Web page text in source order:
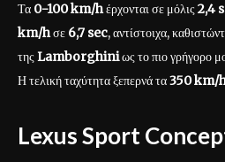
Τα 0-100 km/hέρχονται σε μόλις 2,4
km/hσε 6,7 sec, αντίστοιχα,
της Lamborghiniως το πιο γρήγορο
Η τελική ταχύτητα ξεπερνά τα350 km/
Lexus Sport